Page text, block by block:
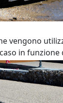
vengono
in